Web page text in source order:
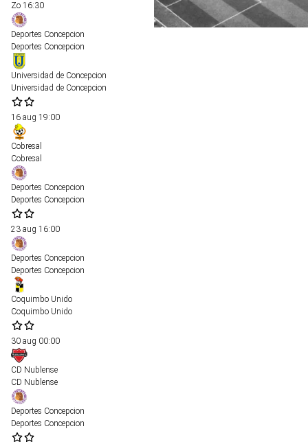
Zo 16:30
Deportes Concepcion
Deportes Concepcion
Universidad de Concepcion
Universidad de Concepcion
16 aug 19:00
Cobresal
Cobresal
Deportes Concepcion
Deportes Concepcion
23 aug 16:00
Deportes Concepcion
Deportes Concepcion
Coquimbo Unido
Coquimbo Unido
30 aug 00:00
CD Nublense
CD Nublense
Deportes Concepcion
Deportes Concepcion